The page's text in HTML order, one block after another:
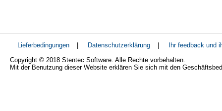
Lieferbedingungen Datenschutzerklärung
Ihr feedback und
Copyright © 2018 Stentec Software. Alle Rechte vorbehalten.
Mit der Benutzung dieser Website erklären Sie sich mit den